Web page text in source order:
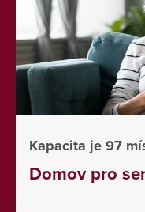
Kapacita je 97
Domov pro